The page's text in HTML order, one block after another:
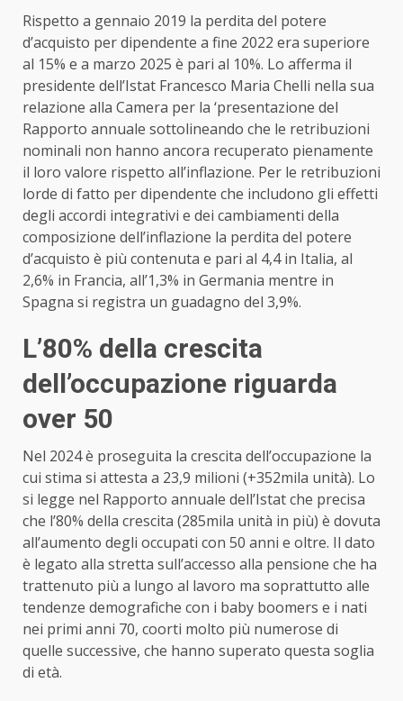
Rispetto a gennaio 2019 la perdita del potere
d’acquisto per dipendente a fine 2022 era superiore
al 15% e a marzo 2025 è pari al 10%. Lo afferma il
presidente dell’Istat Francesco Maria Chelli nella sua
relazione alla Camera per la ‘presentazione del
Rapporto annuale sottolineando che le retribuzioni
nominali non hanno ancora recuperato pienamente
il loro valore rispetto all’inflazione. Per le retribuzioni
lorde di fatto per dipendente che includono gli effetti
degli accordi integrativi e dei cambiamenti della
composizione dell’inflazione la perdita del potere
d’acquisto è più contenuta e pari al 4,4 in Italia, al
2,6% in Francia, all’1,3% in Germania mentre in
Spagna si registra un guadagno del 3,9%.
L’80% della crescita
dell’occupazione riguarda
over 50
Nel 2024 è proseguita la crescita dell’occupazione la
cui stima si attesta a 23,9 milioni (+352mila unità). Lo
si legge nel Rapporto annuale dell’Istatche precisa
che l’80% della crescita (285mila unità in più) è dovuta
all’aumento degli occupati con 50 anni e oltre. Il dato
è legato alla stretta sull’accesso alla pensione che ha
trattenuto più a lungo al lavoro ma soprattutto alle
tendenze demografiche con i baby boomers e i nati
nei primi anni 70, coorti molto più numerose di
quelle successive, che hanno superato questa soglia
di età.